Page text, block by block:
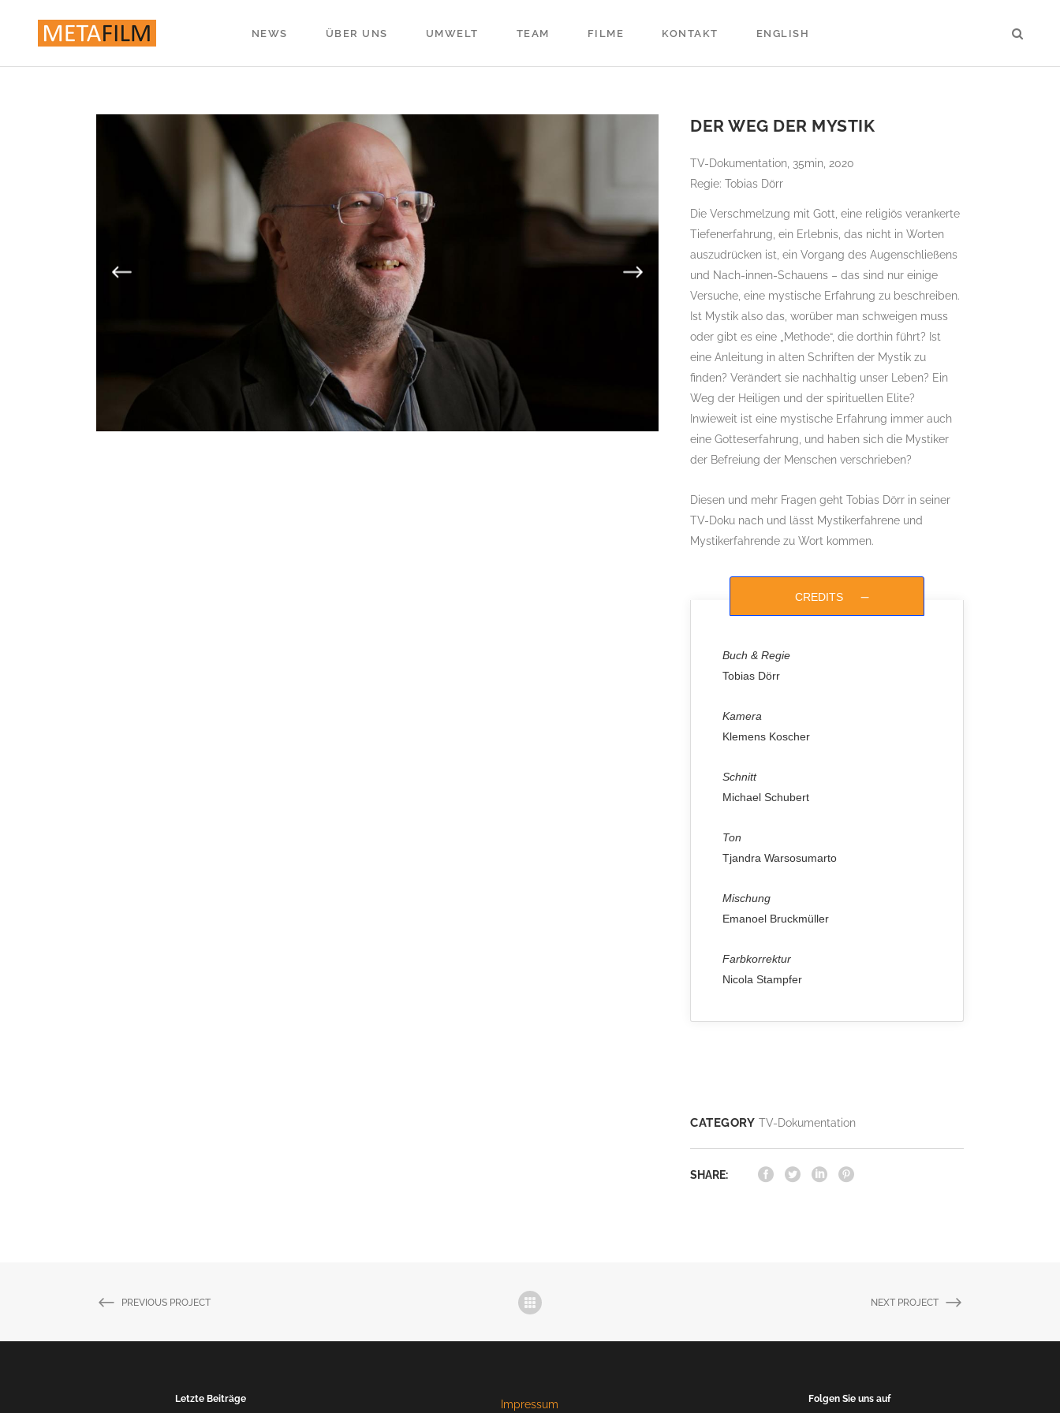
NEWS ÜBER UNS UMWELT TEAM FILME KONTAKT ENGLISH
DER WEG DER MYSTIK
TV-Dokumentation, 35min, 2020
Regie: Tobias Dörr
Die Verschmelzung mit Gott, eine religiös verankerte
Tiefenerfahrung, ein Erlebnis, das nicht in Worten
auszudrücken ist, ein Vorgang des Augenschließens
und Nach-innen-Schauens – das sind nur einige
Versuche, eine mystische Erfahrung zu beschreiben.
Ist Mystik also das, worüber man schweigen muss
oder gibt es eine „Methode“, die dorthin führt? Ist
eine Anleitung in alten Schriften der Mystik zu
finden? Verändert sie nachhaltig unser Leben? Ein
Weg der Heiligen und der spirituellen Elite?
Inwieweit ist eine mystische Erfahrung immer auch
eine Gotteserfahrung, und haben sich die Mystiker
der Befreiung der Menschen verschrieben?
Diesen und mehr Fragen geht Tobias Dörr in seiner
TV-Doku nach und lässt Mystikerfahrene und
Mystikerfahrende zu Wort kommen.
CREDITS
Buch & Regie
Tobias Dörr
Kamera
Klemens Koscher
Schnitt
Michael Schubert
Ton
Tjandra Warsosumarto
Mischung
Emanoel Bruckmüller
Farbkorrektur
Nicola Stampfer
CATEGORY TV-Dokumentation
SHARE:
PREVIOUS PROJECT NEXT PROJECT
Letzte Beiträge Impressum Folgen Sie uns auf